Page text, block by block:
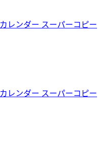
レンダー スーパーコピー
レンダー スーパーコピー